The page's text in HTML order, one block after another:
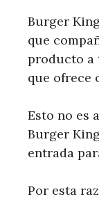
Burger
que
producto a
que ofrece
Esto no es
Burger
entrada
Por esta